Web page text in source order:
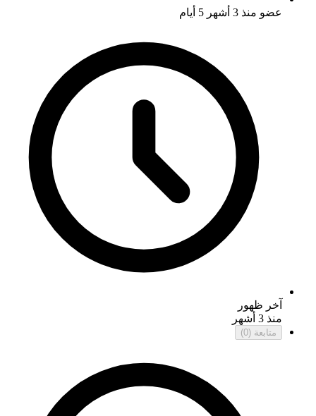
عضو منذ 3 أشهر 5 أيام
آخر ظهور
منذ 3 أشهر
متابعة (0)